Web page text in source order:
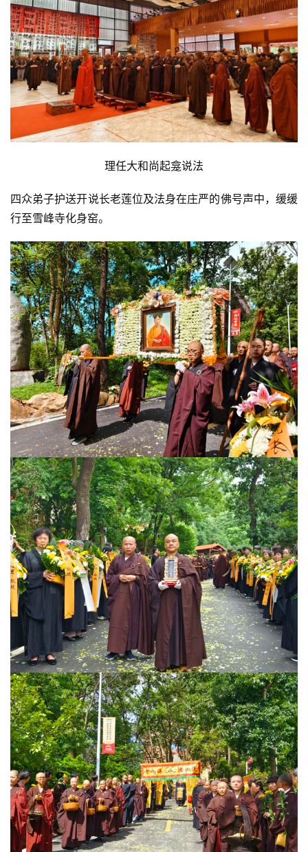
理任大和尚起龛说法
四众弟子护送开说长老莲位及法身在庄严的佛号声中，缓缓
行至雪峰寺化身窑。